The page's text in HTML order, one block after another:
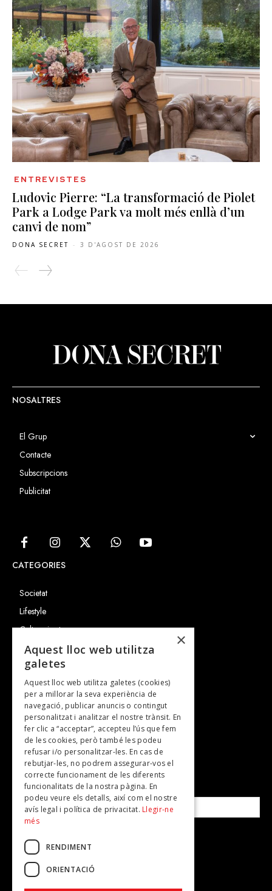
ENTREVISTES
Ludovic Pierre: “La transformació de Piolet
Park a Lodge Park va molt més enllà d’un
canvi de nom”
DONA SECRET - 3 D'AGOST DE 2026
NOSALTRES
El Grup
Contacte
Subscripcions
Publicitat
CATEGORIES
Societat
Lifestyle
Cultura i art
Entrevistes
Gastronomia
TV
Plans per fer
Revistes
SUBSCRIU-TE A LA NOSTRA NEWSLETTER!
Correu electrònic*
Accepto lapolítica de privacitat
×
Aquest lloc web utilitza
galetes
Aquest lloc web utilitza galetes (cookies)
per a millorar la seva experiència de
navegació, publicar anuncis o contingut
personalitzat i analitzar el nostre trànsit. En
fer clic a “acceptar”, accepteu l’ús que fem
de les cookies, però també les podeu
refusar i/o personalitzar-les. En cas de
rebutjar-les, no podrem assegurar-vos el
correcte funcionament de les diferents
funcionalitats de la nostra pàgina. En
podeu veure els detalls, així com el nostre
avís legal i política de privacitat. Llegir-ne
més
RENDIMENT
ORIENTACIÓ